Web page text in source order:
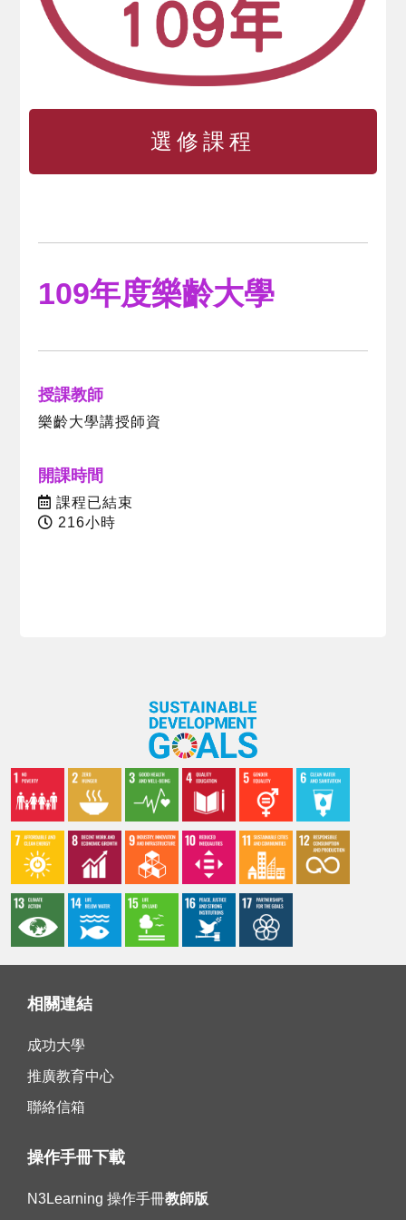
選修課程
109年度樂齡大學
授課教師
樂齡大學講授師資
開課時間
課程已結束
216小時
相關連結
成功大學
推廣教育中心
聯絡信箱
操作手冊下載
N3Learning 操作手冊教師版